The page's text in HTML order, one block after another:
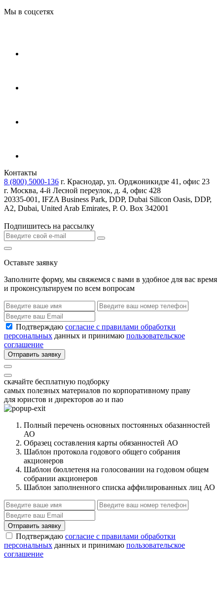
Мы в соцсетях
Контакты
8 (800) 5000-136 г. Краснодар, ул. Орджоникидзе 41, офис 23
г. Москва, 4-й Лесной переулок, д. 4, офис 428
20335-001, IFZA Business Park, DDP, Dubai Silicon Oasis, DDP,
A2, Dubai, United Arab Emirates, P. O. Box 342001
Подпишитесь на рассылку
Оставьте заявку
Заполните форму, мы свяжемся с вами в удобное для вас время
и проконсультируем по всем вопросам
Подтверждаю согласие с правилами обработки
персональных данных и принимаю пользовательское
соглашение
Отправить заявку
скачайте бесплатную подборку
самых полезных материалов по корпоративному праву
для юристов и директоров ао и пао
Полный перечень основных постоянных обазанностей
АО
Образец составления карты обязанностей АО
Шаблон протокола годового общего собрания
акционеров
Шаблон бюллетеня на голосовании на годовом общем
собрании акционеров
Шаблон заполненного списка аффилированных лиц АО
Отправить заявку
Подтверждаю согласие с правилами обработки
персональных данных и принимаю пользовательское
соглашение